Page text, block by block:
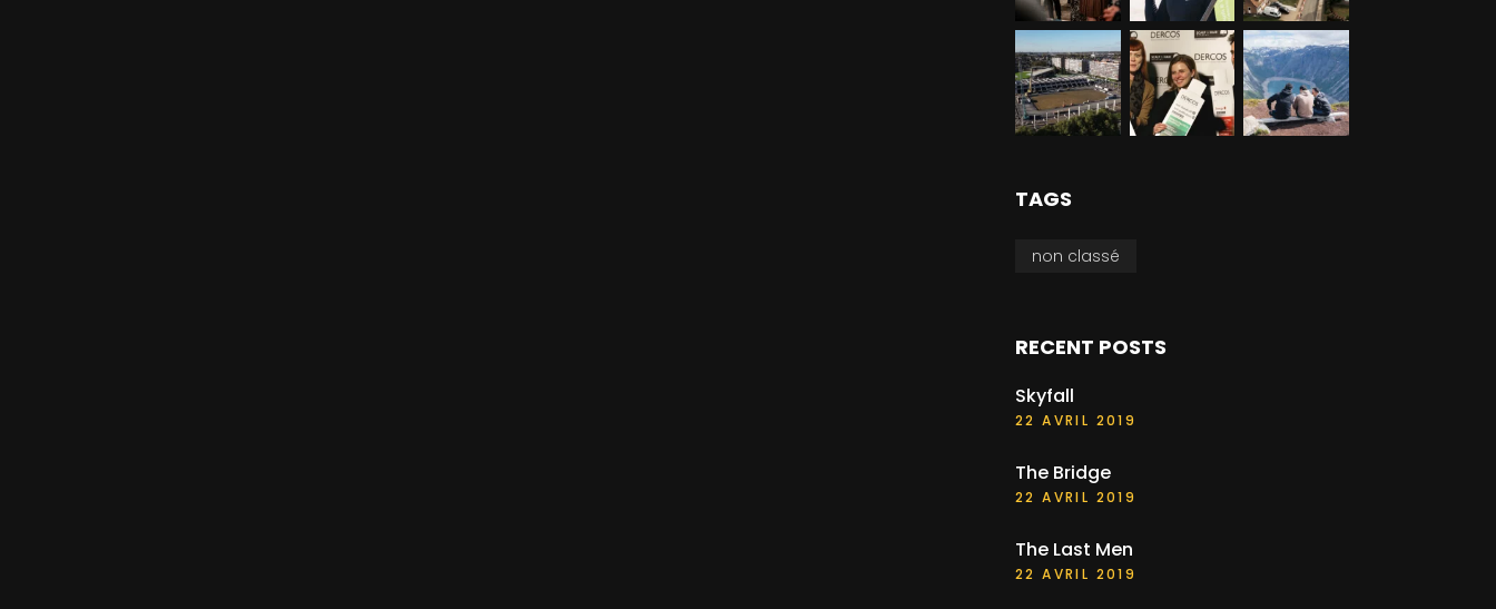
TAGS
non classé
RECENT POSTS
Skyfall
22 AVRIL 2019
The Bridge
22 AVRIL 2019
The Last Men
22 AVRIL 2019